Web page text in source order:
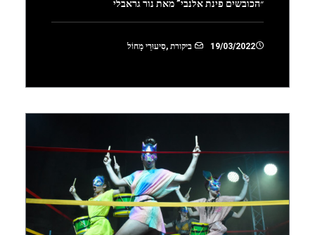
״הכובשים פינת אלנבי” מאת נור גראבלי
19/03/2022 ביקורת ,סִיעוּרֵי מָחוֹל